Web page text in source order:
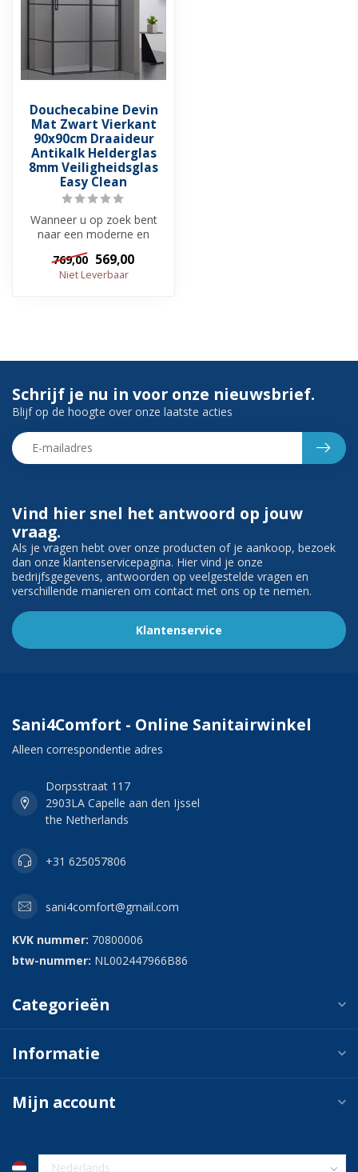
Douchecabine Devin
Mat Zwart Vierkant
90x90cm Draaideur
Antikalk Helderglas
8mm Veiligheidsglas
Easy Clean
Wanneer u op zoek bent
naar een moderne en
trendy douchecabine met
een elegante ...
769,00 569,00
Niet Leverbaar
Vind hier snel het antwoord op jouw
vraag.
Als je vragen hebt over onze producten of je aankoop, bezoek
dan onze klantenservicepagina. Hier vind je onze
bedrijfsgegevens, antwoorden op veelgestelde vragen en
verschillende manieren om contact met ons op te nemen.
Klantenservice
Schrijf je nu in voor onze nieuwsbrief.
Blijf op de hoogte over onze laatste acties
Sani4Comfort - Online Sanitairwinkel
Alleen correspondentie adres
Dorpsstraat 117
2903LA Capelle aan den Ijssel
the Netherlands
+31 625057806
sani4comfort@gmail.com
KVK nummer: 70800006
btw-nummer: NL002447966B86
Categorieën
Informatie
Mijn account